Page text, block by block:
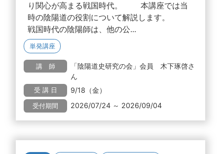
り関心が高まる戦国時代。 本講座では当
時の陰陽道の役割について解説します。
戦国時代の陰陽師は、他の公...
単発講座
講 師
「陰陽道史研究の会」会員 木下琢啓さ
ん
受 講 日 9/18（金）
受付期間 2026/07/24 ～ 2026/09/04